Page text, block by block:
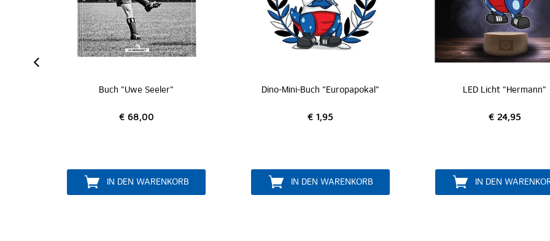
Buch "Uwe Seeler"
€ 68,00
IN DEN WARENKORB
Dino-Mini-Buch "Europapokal"
€ 1,95
IN DEN WARENKORB
LED Licht "Hermann"
€ 24,95
IN DEN